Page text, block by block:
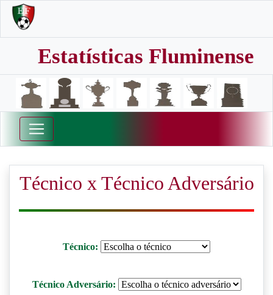
Estatísticas Fluminense
Técnico x Técnico Adversário
Técnico:
Técnico Adversário: